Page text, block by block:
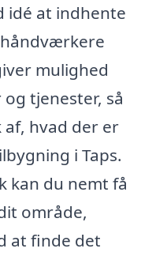
idé at indhente
mulighed
tjenester, så
hvad der er
i Taps.
kan du nemt få
område,
at finde det